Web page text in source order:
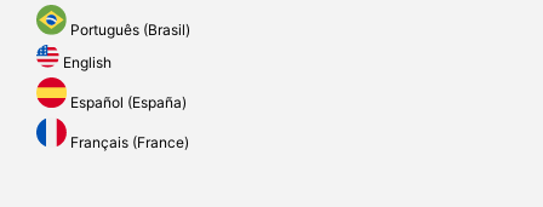
Português (Brasil)
English
Español (España)
Français (France)